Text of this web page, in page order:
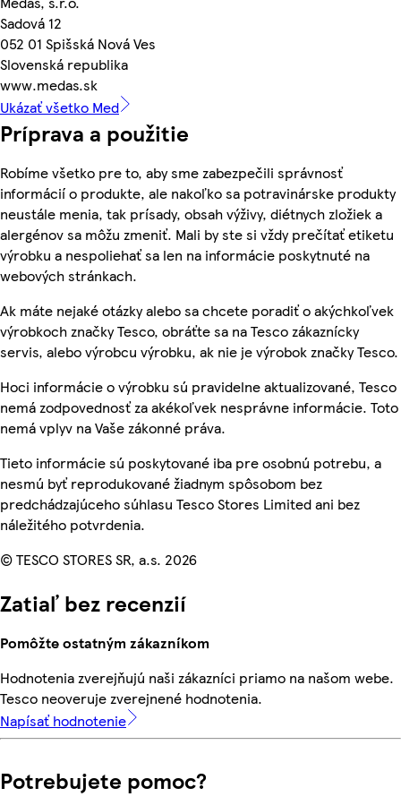
Sadová 12
052 01 Spišská Nová Ves
Slovenská republika
www.medas.sk
Ukázať všetko Med
Príprava a použitie
Robíme všetko pre to, aby sme zabezpečili správnosť
informácií o produkte, ale nakoľko sa potravinárske produkty
neustále menia, tak prísady, obsah výživy, diétnych zložiek a
alergénov sa môžu zmeniť. Mali by ste si vždy prečítať etiketu
výrobku a nespoliehať sa len na informácie poskytnuté na
webových stránkach.
Ak máte nejaké otázky alebo sa chcete poradiť o akýchkoľvek
výrobkoch značky Tesco, obráťte sa na Tesco zákaznícky
servis, alebo výrobcu výrobku, ak nie je výrobok značky Tesco.
Hoci informácie o výrobku sú pravidelne aktualizované, Tesco
nemá zodpovednosť za akékoľvek nesprávne informácie. Toto
nemá vplyv na Vaše zákonné práva.
Tieto informácie sú poskytované iba pre osobnú potrebu, a
nesmú byť reprodukované žiadnym spôsobom bez
predchádzajúceho súhlasu Tesco Stores Limited ani bez
náležitého potvrdenia.
© TESCO STORES SR, a.s. 2026
Zatiaľ bez recenzií
Pomôžte ostatným zákazníkom
Hodnotenia zverejňujú naši zákazníci priamo na našom webe.
Tesco neoveruje zverejnené hodnotenia.
Napísať hodnotenie
Potrebujete pomoc?